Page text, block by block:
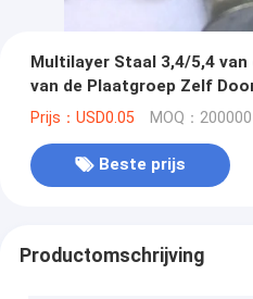
Multilayer Staal 3,4/5,4
van de Plaatgroep Zelf
Prijs：USD0.05 MOQ：
Beste prijs
Productomschrijving